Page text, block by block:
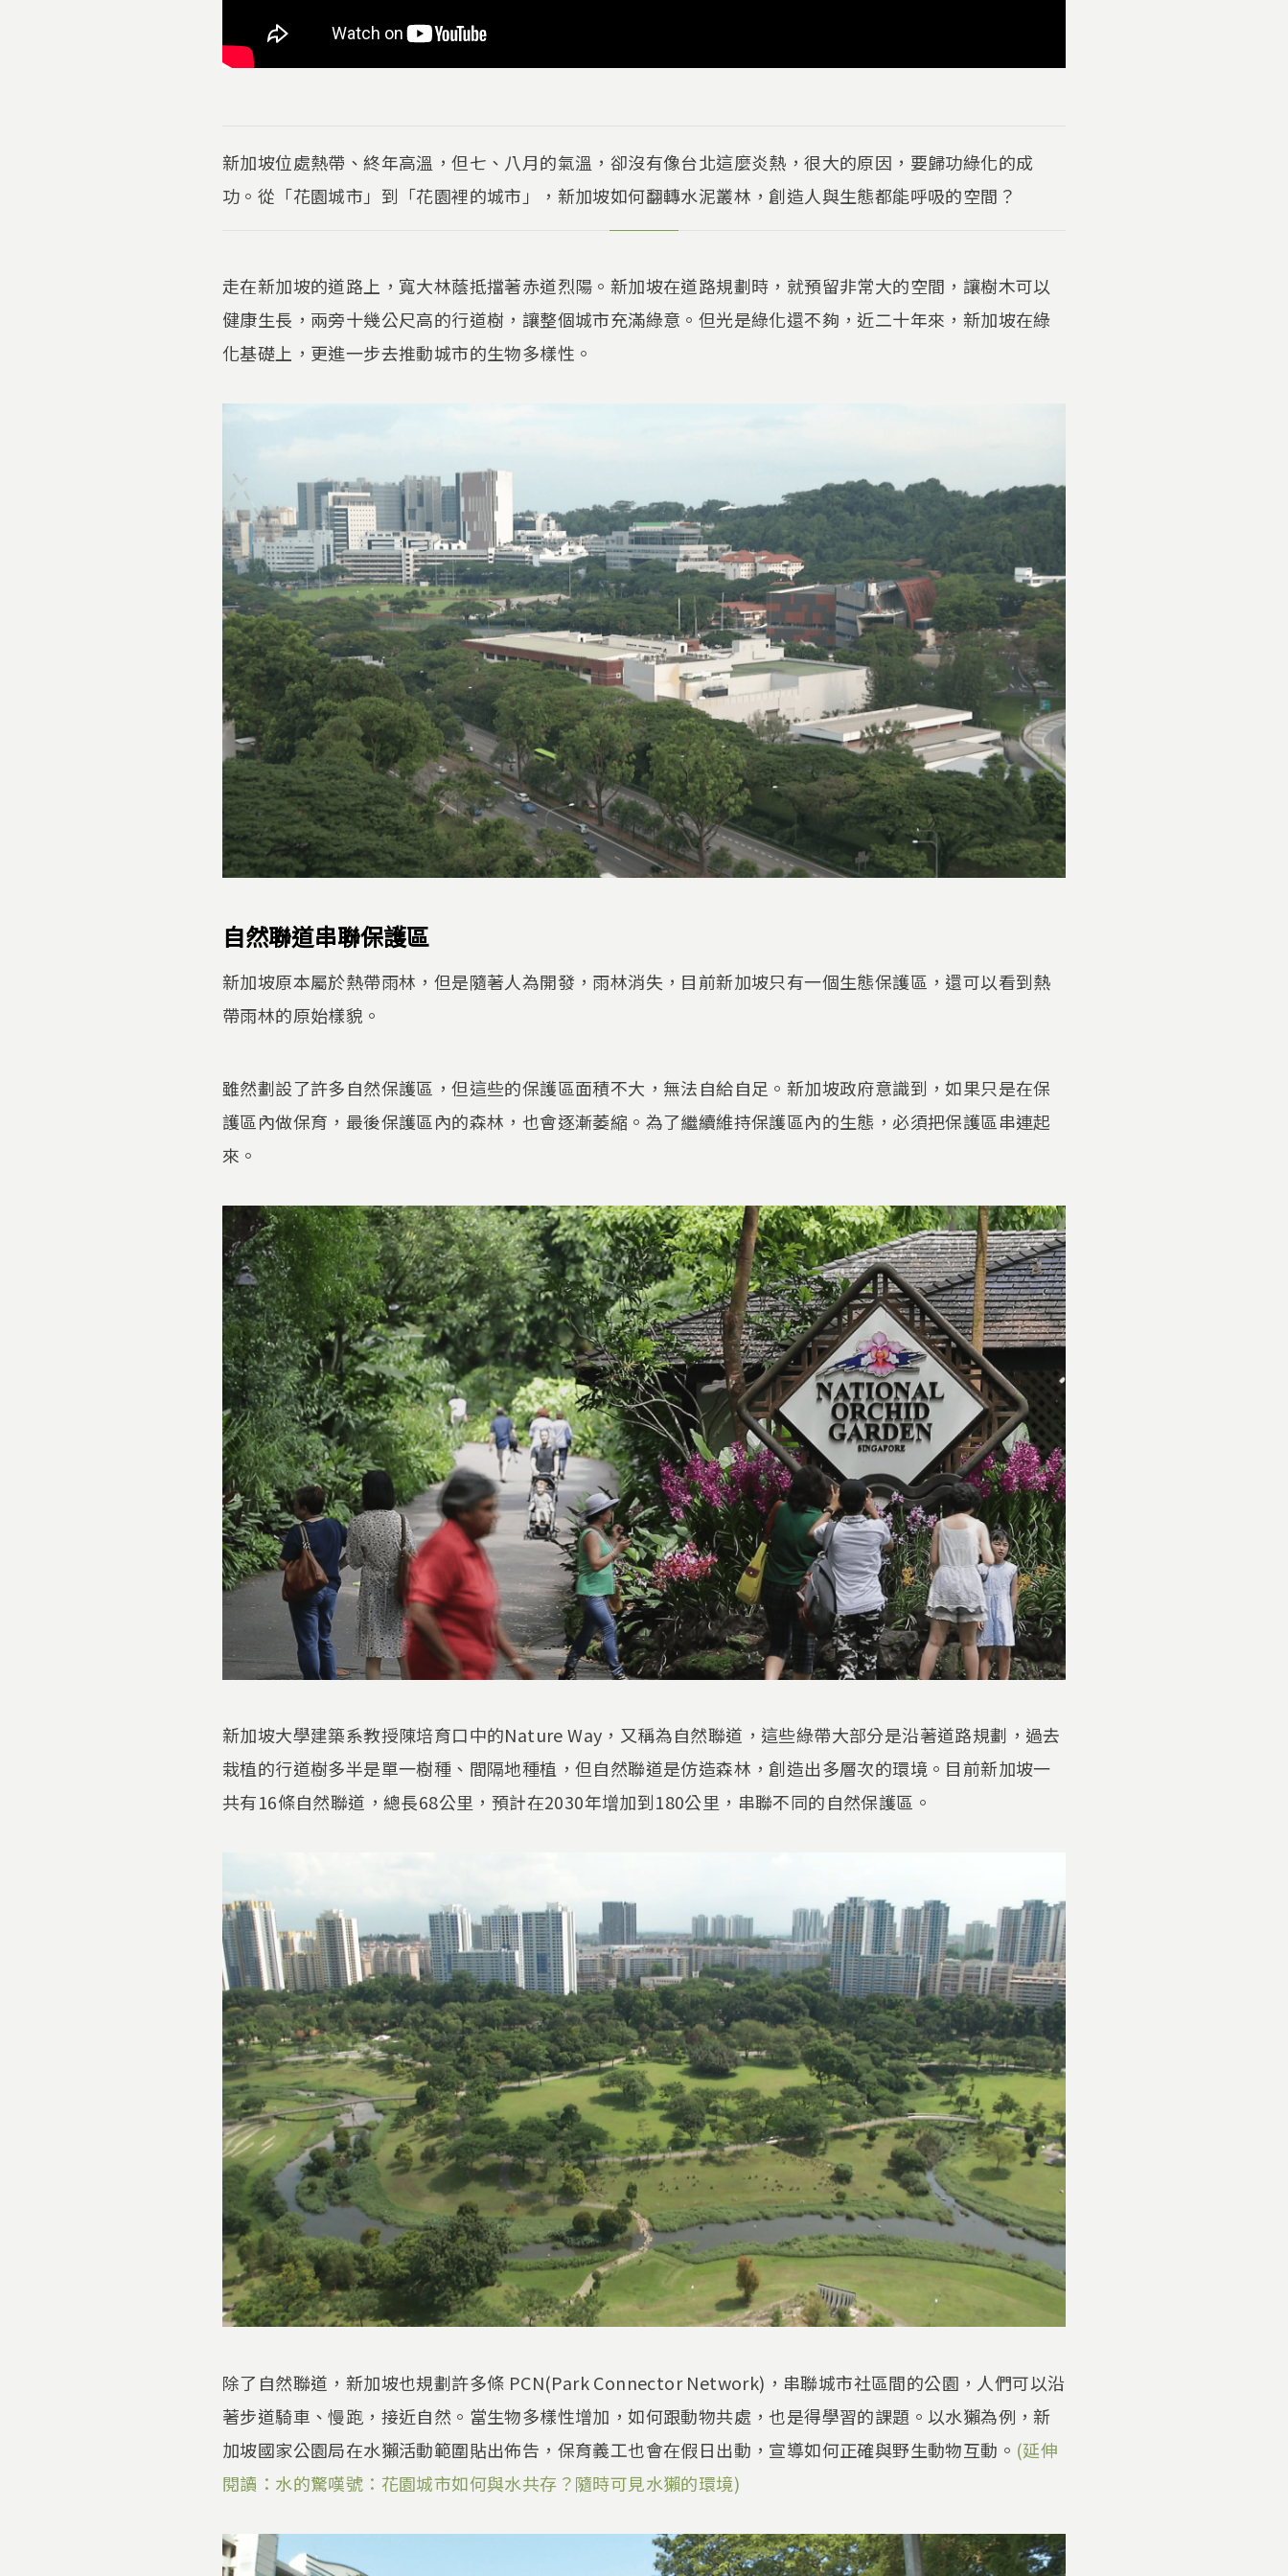
新加坡位處熱帶、終年高溫，但七、八月的氣溫，卻沒有像台北這麼炎熱，很大的原因，要歸功綠化的成
功。從「花園城市」到「花園裡的城市」，新加坡如何翻轉水泥叢林，創造人與生態都能呼吸的空間？
走在新加坡的道路上，寬大林蔭抵擋著赤道烈陽。新加坡在道路規劃時，就預留非常大的空間，讓樹木可以
健康生長，兩旁十幾公尺高的行道樹，讓整個城市充滿綠意。但光是綠化還不夠，近二十年來，新加坡在綠
化基礎上，更進一步去推動城市的生物多樣性。
自然聯道串聯保護區
新加坡原本屬於熱帶雨林，但是隨著人為開發，雨林消失，目前新加坡只有一個生態保護區，還可以看到熱
帶雨林的原始樣貌。
雖然劃設了許多自然保護區，但這些的保護區面積不大，無法自給自足。新加坡政府意識到，如果只是在保
護區內做保育，最後保護區內的森林，也會逐漸萎縮。為了繼續維持保護區內的生態，必須把保護區串連起
來。
新加坡大學建築系教授陳培育口中的Nature Way，又稱為自然聯道，這些綠帶大部分是沿著道路規劃，過去
栽植的行道樹多半是單一樹種、間隔地種植，但自然聯道是仿造森林，創造出多層次的環境。目前新加坡一
共有16條自然聯道，總長68公里，預計在2030年增加到180公里，串聯不同的自然保護區。
除了自然聯道，新加坡也規劃許多條 PCN(Park Connector Network)，串聯城市社區間的公園，人們可以沿
著步道騎車、慢跑，接近自然。當生物多樣性增加，如何跟動物共處，也是得學習的課題。以水獺為例，新
加坡國家公園局在水獺活動範圍貼出佈告，保育義工也會在假日出動，宣導如何正確與野生動物互動。 (延伸
閱讀：水的驚嘆號：花園城市如何與水共存？隨時可見水獺的環境)